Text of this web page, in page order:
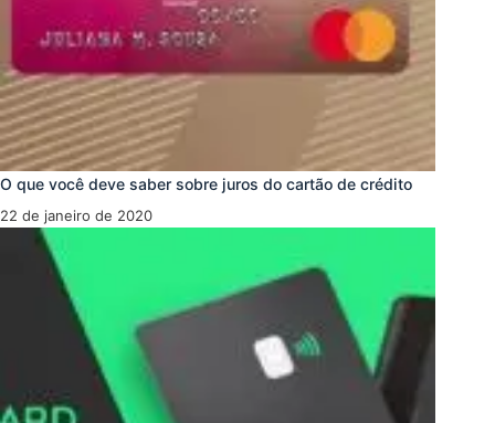
O que você deve saber sobre juros do cartão de crédito
22 de janeiro de 2020